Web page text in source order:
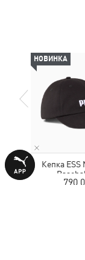
НОВИНКА
Кепка ESS